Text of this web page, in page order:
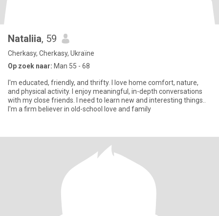
Nataliia, 59
Cherkasy, Cherkasy, Ukraïne
Op zoek naar: Man 55 - 68
I'm educated, friendly, and thrifty. I love home comfort, nature,
and physical activity. I enjoy meaningful, in-depth conversations
with my close friends. I need to learn new and interesting things..
I'm a firm believer in old-school love and family